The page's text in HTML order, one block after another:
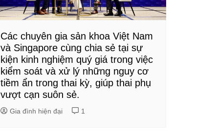
Các chuyên gia sản khoa Việt Nam
và Singapore cùng chia sẻ tại sự
kiện kinh nghiệm quý giá trong việc
kiểm soát và xử lý những nguy cơ
tiềm ẩn trong thai kỳ, giúp thai phụ
vượt cạn suôn sẻ.
Gia đình hiện đại 1